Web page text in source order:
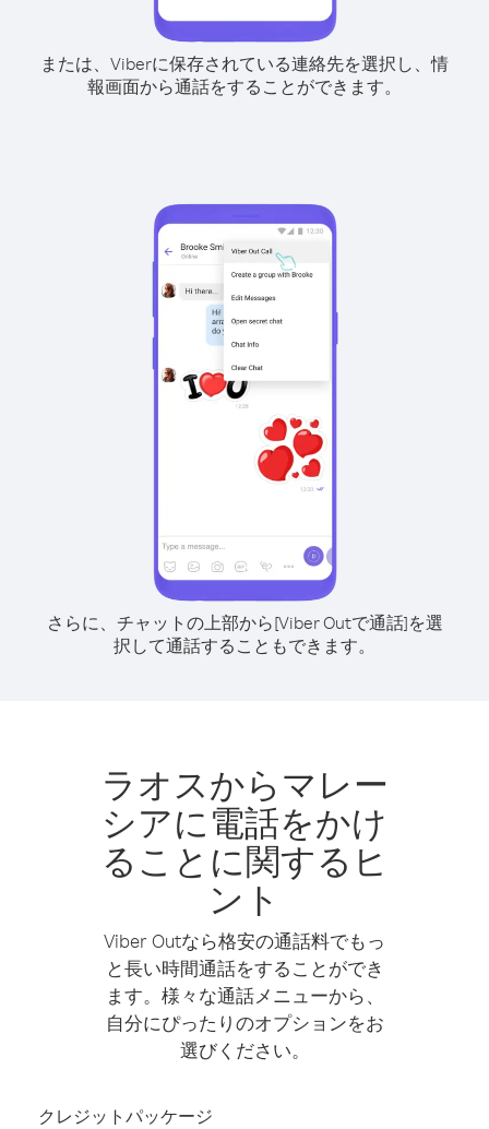
または、Viberに保存されている連絡先を選択し、情
報画面から通話をすることができます。
さらに、チャットの上部から[Viber Outで通話]を選
択して通話することもできます。
ラオスからマレー
シアに電話をかけ
ることに関するヒ
ント
Viber Outなら格安の通話料でもっ
と長い時間通話をすることができ
ます。様々な通話メニューから、
自分にぴったりのオプションをお
選びください。
クレジットパッケージ